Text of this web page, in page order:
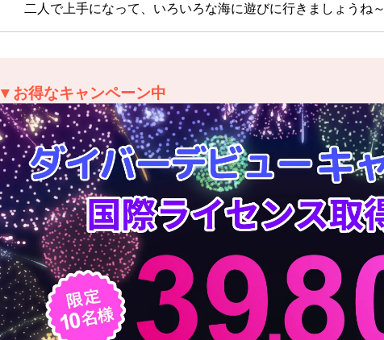
二人で上手になって、いろいろな海に遊びに行きましょうね～
▼お得なキャンペーン中